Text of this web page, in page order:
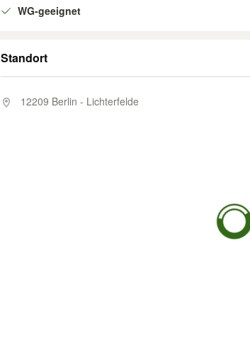
WG-geeignet
Standort
12209 Berlin - Lichterfelde